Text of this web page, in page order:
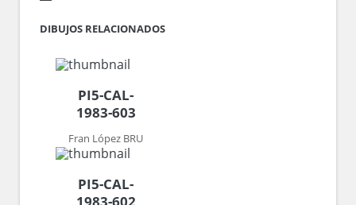
DIBUJOS RELACIONADOS
PI5-CAL-
1983-603
Fran López BRU
PI5-CAL-